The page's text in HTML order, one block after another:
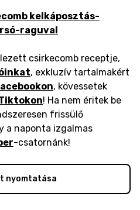
kelkáposztás-
raguval
csirkecomb receptje,
, exkluzív tartalmakért
, kövessetek
! Ha nem éritek be
frissülő
a naponta izgalmas
-csatornánk!
nyomtatása